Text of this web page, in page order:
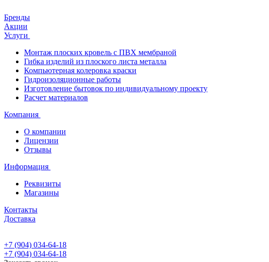
Бренды
Акции
Услуги
Монтаж плоских кровель с ПВХ мембраной
Гибка изделий из плоского листа металла
Компьютерная колеровка краски
Гидроизоляционные работы
Изготовление бытовок по индивидуальному проекту
Расчет материалов
Компания
О компании
Лицензии
Отзывы
Информация
Реквизиты
Магазины
Контакты
Доставка
+7 (904) 034-64-18
+7 (904) 034-64-18